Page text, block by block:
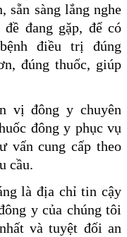
sẵn sàng lắng nghe
đang gặp, để có
điều trị đúng
đúng thuốc, giúp
vị đông y chuyên
đông y phục vụ
vấn cung cấp theo
cầu.
là địa chỉ tin cậy
y của chúng tôi
và tuyệt đối an